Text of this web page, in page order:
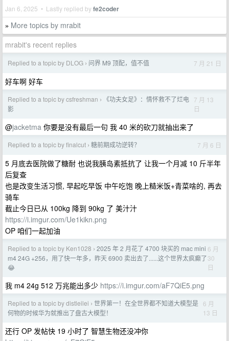
Jan 6, 2025 • Lastly replied byfe2coder
» More topics by mrabit
mrabit's recent replies
Replied to a topic by DLOG › 问界 M9 顶配，值不值 7 月 21 日
好车啊 好车
Replied to a topic by csfreshman ›
《功夫女足》：情怀救不了烂电
影
7 月 13
日
@jacketma 你要是没有最后一句 我 40 米的砍刀就抽出来了
Replied to a topic by finalcut › 糖前期成功逆转？ 7 月 6 日
5 月底去医院做了糖耐 也说我胰岛素抵抗了 让我一个月减 10 斤半年
后复查
也是改变生活习惯, 早起吃早饭 中午吃饱 晚上糙米饭+青菜啥的, 再去
骑车
截止今日已从 100kg 降到 90kg 了 美汁汁
https://i.imgur.com/Ue1kikn.png
OP 咱们一起加油
Replied to a topic by Ken1028 › 2025 年 2 月花了 4700 块买的 mac mini
m4 24G +256，用了快一年多，昨天 6900 卖出去了......这个世界太疯癫了
😂
6 月
30
日
我 m4 24g 512 万兆能出多少 https://i.imgur.com/aF7QiE5.png
Replied to a topic by distleilei › 世界第一！在全世界都不知道大模型是
何物的时候华为就推出了盘古大模型！
6 月
13 日
还行 OP 发帖快 19 小时了 智慧生物还没冲你